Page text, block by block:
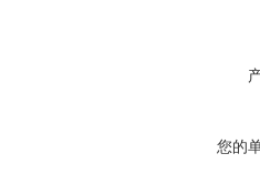
您的